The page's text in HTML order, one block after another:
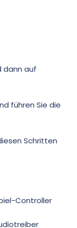
dann auf
führen Sie die
Schritten
Controller